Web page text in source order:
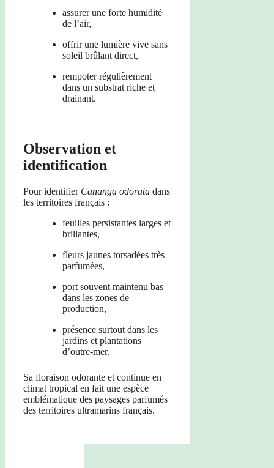
assurer une forte humidité
de l’air,
offrir une lumière vive sans
soleil brûlant direct,
rempoter régulièrement
dans un substrat riche et
drainant.
Observation et
identification
Pour identifier Cananga odorata dans
les territoires français :
feuilles persistantes larges et
brillantes,
fleurs jaunes torsadées très
parfumées,
port souvent maintenu bas
dans les zones de
production,
présence surtout dans les
jardins et plantations
d’outre-mer.
Sa floraison odorante et continue en
climat tropical en fait une espèce
emblématique des paysages parfumés
des territoires ultramarins français.